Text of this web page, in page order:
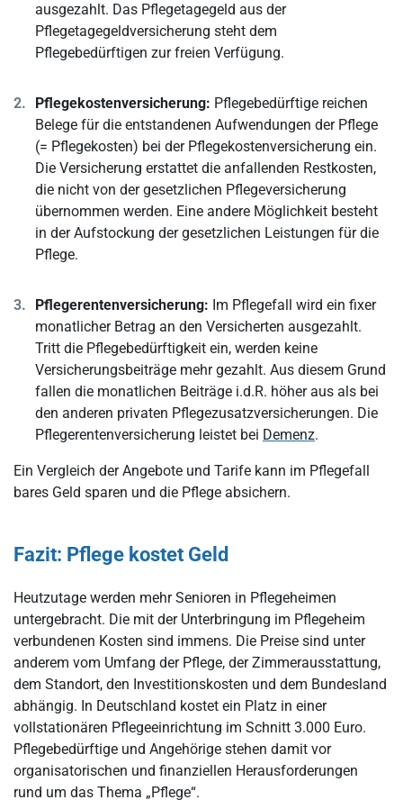
ausgezahlt. Das Pflegetagegeld aus der
Pflegetagegeldversicherung steht dem
Pflegebedürftigen zur freien Verfügung.
Pflegekostenversicherung: Pflegebedürftige reichen
Belege für die entstandenen Aufwendungen der Pflege
(= Pflegekosten) bei der Pflegekostenversicherung ein.
Die Versicherung erstattet die anfallenden Restkosten,
die nicht von der gesetzlichen Pflegeversicherung
übernommen werden. Eine andere Möglichkeit besteht
in der Aufstockung der gesetzlichen Leistungen für die
Pflege.
Pflegerentenversicherung: Im Pflegefall wird ein fixer
monatlicher Betrag an den Versicherten ausgezahlt.
Tritt die Pflegebedürftigkeit ein, werden keine
Versicherungsbeiträge mehr gezahlt. Aus diesem Grund
fallen die monatlichen Beiträge i.d.R. höher aus als bei
den anderen privaten Pflegezusatzversicherungen. Die
Pflegerentenversicherung leistet bei Demenz.
Ein Vergleich der Angebote und Tarife kann im Pflegefall
bares Geld sparen und die Pflege absichern.
Fazit: Pflege kostet Geld
Heutzutage werden mehr Senioren in Pflegeheimen
untergebracht. Die mit der Unterbringung im Pflegeheim
verbundenen Kosten sind immens. Die Preise sind unter
anderem vom Umfang der Pflege, der Zimmerausstattung,
dem Standort, den Investitionskosten und dem Bundesland
abhängig. In Deutschland kostet ein Platz in einer
vollstationären Pflegeeinrichtung im Schnitt 3.000 Euro.
Pflegebedürftige und Angehörige stehen damit vor
organisatorischen und finanziellen Herausforderungen
rund um das Thema „Pflege“.